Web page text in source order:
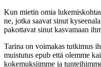
Kun mietin omia
ne, jotka saavat sinut
pakottavat sinut kasvamaan
Tarina on voimakas tutkimus
muistutus epub että olemme
kokemuksiimme ja